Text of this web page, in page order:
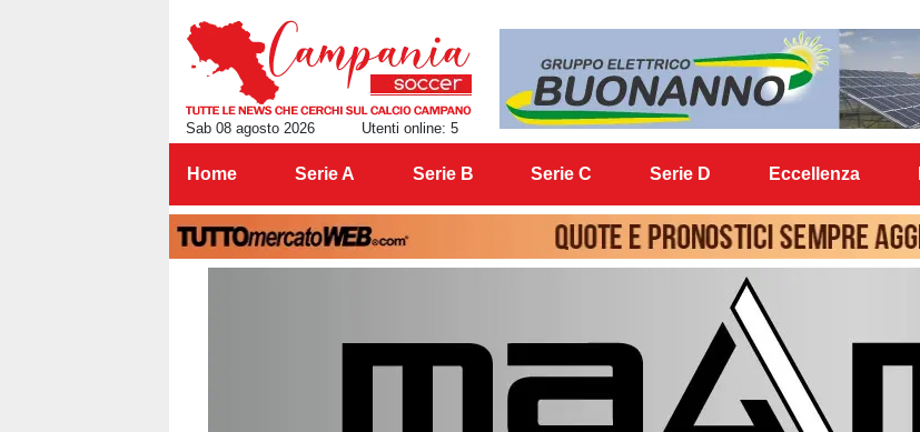
Sab 08 agosto 2026 Utenti online: 5
Home Serie A Serie B Serie C Serie D Eccellenza